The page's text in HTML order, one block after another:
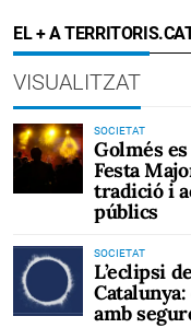
EL + A
VISUALITZAT
SOCIETAT
Golmés
Festa
tradició i
públics
SOCIETAT
L’eclipsi
amb